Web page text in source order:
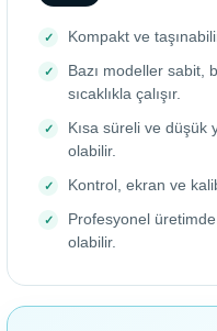
Kompakt ve
Bazı modeller sabit,
sıcaklıkla çalışır.
Kısa süreli ve düşük
olabilir.
Kontrol, ekran ve
Profesyonel
olabilir.